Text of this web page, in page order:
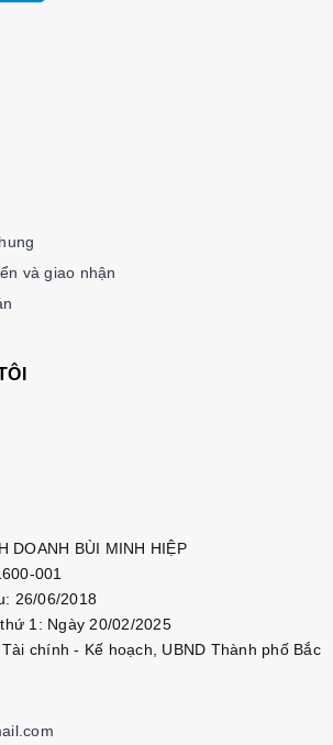
và giao nhận
DOANH BÙI MINH HIỆP
001
26/06/2018
1: Ngày 20/02/2025
chính - Kế hoạch, UBND Thành phố Bắc